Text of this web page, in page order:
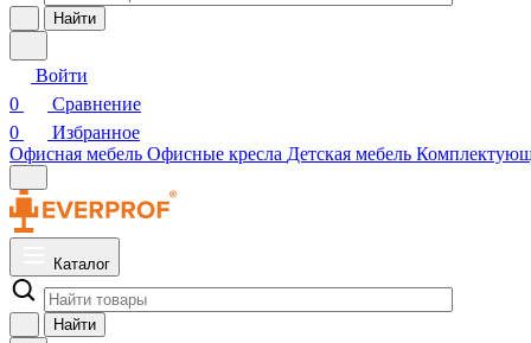
Найти
Войти
0
Сравнение
0
Избранное
Офисная мебель Офисные кресла Детская мебель
Каталог
Найти